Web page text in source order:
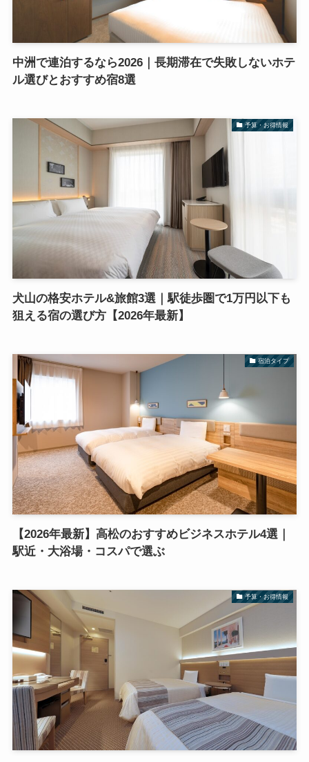
中洲で連泊するなら2026｜長期滞在で失敗しないホテ
ル選びとおすすめ宿8選
予算・お得情報
犬山の格安ホテル&旅館3選｜駅徒歩圏で1万円以下も
狙える宿の選び方【2026年最新】
宿泊タイプ
【2026年最新】高松のおすすめビジネスホテル4選｜
駅近・大浴場・コスパで選ぶ
予算・お得情報